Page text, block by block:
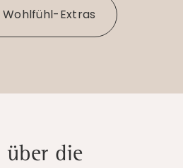
Extras
über die